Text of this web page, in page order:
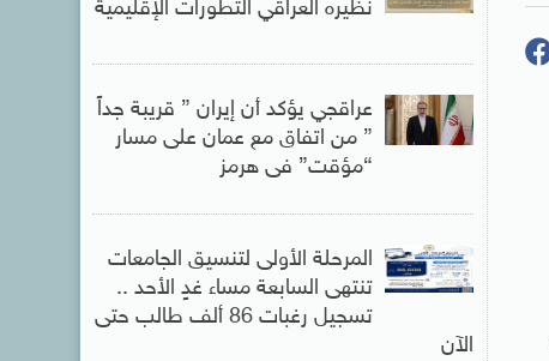
نظيره العراقي التطورات الإقليمية
عراقجي يؤكد أن إيران ” قريبة جداً
” من اتفاق مع عمان على مسار
“مؤقت” فى هرمز
المرحلة الأولى لتنسيق الجامعات
تنتهى السابعة مساء غدٍ الأحد ..
تسجيل رغبات 86 ألف طالب حتى
الآن